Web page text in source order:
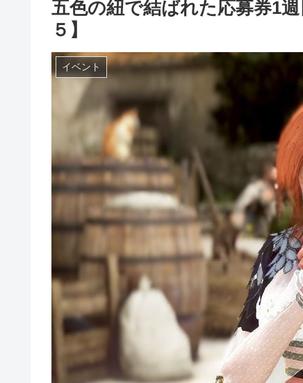
五色の紐で結ばれた応募券1
５】
イベント